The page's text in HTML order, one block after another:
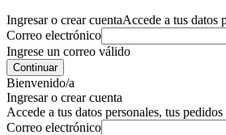
Ingresar o crear cuentaAccede a tus datos
Correo electrónico
Ingrese un correo válido
Continuar
Bienvenido/a
Ingresar o crear cuenta
Accede a tus datos personales, tus
Correo electrónico